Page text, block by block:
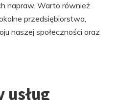
napraw. Warto również
przedsiębiorstwa,
naszej społeczności oraz
usług